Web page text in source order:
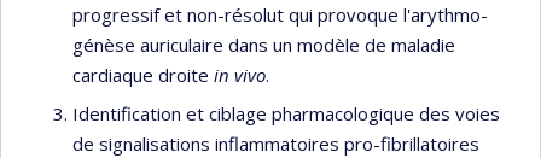
progressif et non-résolut qui provoque l'arythmo-
génèse auriculaire dans un modèle de maladie
cardiaque droite in vivo.
Identification et ciblage pharmacologique des voies
de signalisations inflammatoires pro-fibrillatoires